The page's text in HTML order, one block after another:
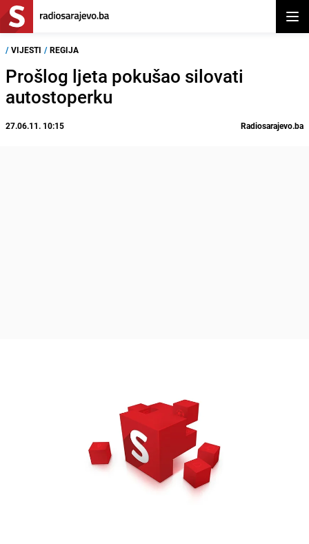
/ VIJESTI / REGIJA
Prošlog ljeta pokušao silovati
autostoperku
27.06.11. 10:15 Radiosarajevo.ba